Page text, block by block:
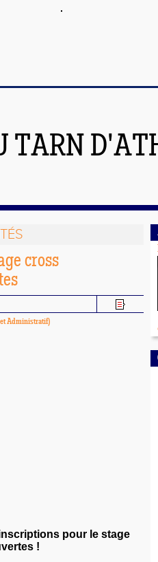
TARN
cross
Administratif)
pour le stage
!